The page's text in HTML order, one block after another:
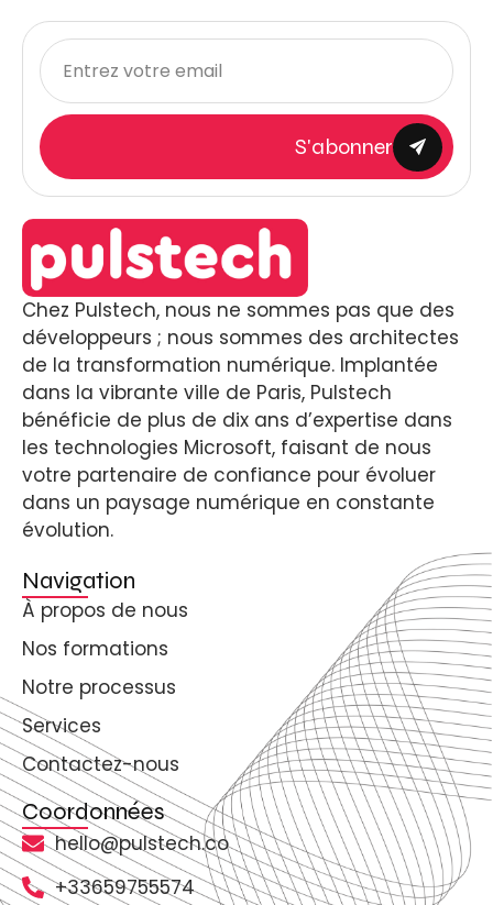
Chez Pulstech, nous ne sommes pas que des
développeurs ; nous sommes des architectes
de la transformation numérique. Implantée
dans la vibrante ville de Paris, Pulstech
bénéficie de plus de dix ans d’expertise dans
les technologies Microsoft, faisant de nous
votre partenaire de confiance pour évoluer
dans un paysage numérique en constante
évolution.
Navigation
À propos de nous
Nos formations
Notre processus
Services
Contactez-nous
Coordonnées
hello@pulstech.co
+33659755574
S'abonner